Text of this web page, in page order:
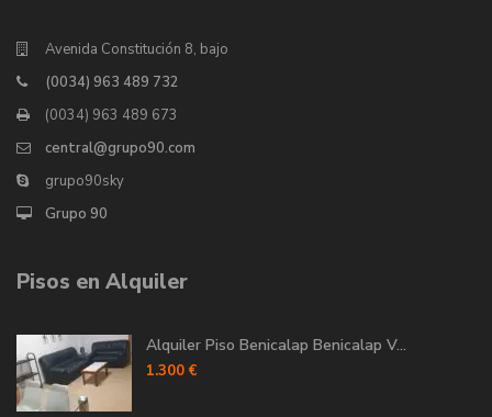
Avenida Constitución 8, bajo
(0034) 963 489 732
(0034) 963 489 673
central@grupo90.com
grupo90sky
Grupo 90
Pisos en Alquiler
Alquiler Piso Benicalap Benicalap V...
1.300 €